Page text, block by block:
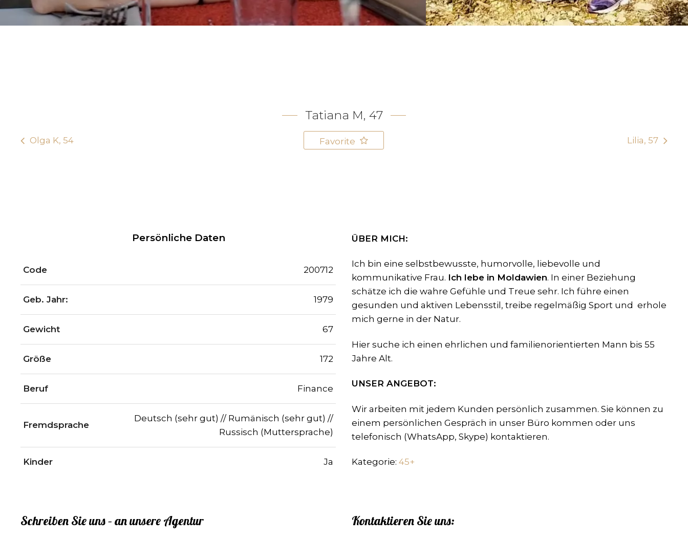
Tatiana M, 47
Favorite
Olga K, 54 Lilia, 57
Persönliche Daten
Code 200712
Geb. Jahr: 1979
Gewicht 67
Größe 172
Beruf Finance
Fremdsprache
Deutsch (sehr gut) // Rumänisch (sehr gut) //
Russisch (Muttersprache)
Kinder Ja
ÜBER MICH:
Ich bin eine selbstbewusste, humorvolle, liebevolle und
kommunikative Frau. Ich lebe in Moldawien. In einer Beziehung
schätze ich die wahre Gefühle und Treue sehr. Ich führe einen
gesunden und aktiven Lebensstil, treibe regelmäßig Sport und erhole
mich gerne in der Natur.
Hier suche ich einen ehrlichen und familienorientierten Mann bis 55
Jahre Alt.
UNSER ANGEBOT:
Wir arbeiten mit jedem Kunden persönlich zusammen. Sie können zu
einem persönlichen Gespräch in unser Büro kommen oder uns
telefonisch (WhatsApp, Skype) kontaktieren.
Kategorie: 45+
Schreiben Sie uns – an unsere Agentur Kontaktieren Sie uns: